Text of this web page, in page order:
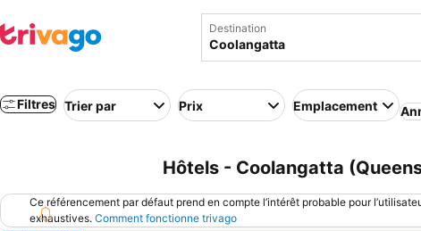
Destination
Filtres Trier par Prix Emplacement
Hôtels - Coolangatta
Ce référencement par défaut prend en compte l’intérêt probable pour
exhaustives. Comment fonctionne trivago